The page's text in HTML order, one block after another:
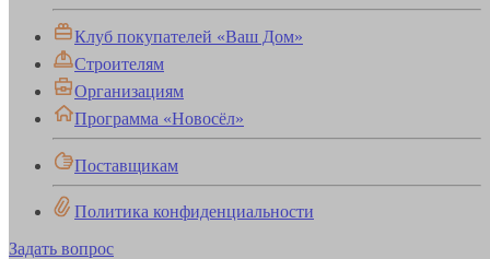
Клуб покупателей «Ваш Дом»
Строителям
Организациям
Программа «Новосёл»
Поставщикам
Политика конфиденциальности
Задать вопрос